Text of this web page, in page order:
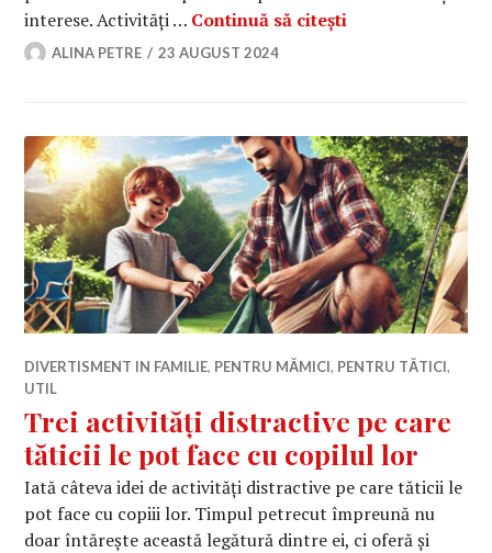
interese. Activități … Continuă să citești
ALINA PETRE 23 AUGUST 2024
DIVERTISMENT IN FAMILIE, PENTRU MĂMICI, PENTRU TĂTICI,
UTIL
Trei activități distractive pe care
tăticii le pot face cu copilul lor
Iată câteva idei de activități distractive pe care tăticii le
pot face cu copiii lor. Timpul petrecut împreună nu
doar întărește această legătură dintre ei, ci oferă și